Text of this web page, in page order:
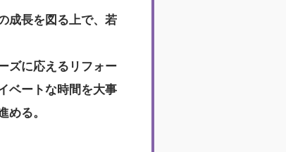
成長を図る上で、若
ズに応えるリフォー
ベートな時間を大事
める。